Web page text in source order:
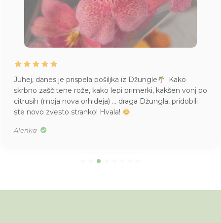
Juhej, danes je prispela pošiljka iz Džungle
. Kako
skrbno zaščitene rože, kako lepi primerki, kakšen vonj po
citrusih (moja nova orhideja) … draga Džungla, pridobili
ste novo zvesto stranko! Hvala!
Alenka